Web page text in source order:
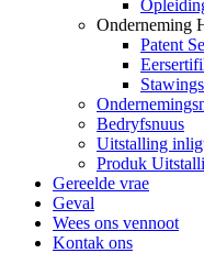
Onderneming
Patent
Bedryfsnuus
Uitstalling
Produk
Gereelde vrae
Geval
Wees ons vennoot
Kontak ons